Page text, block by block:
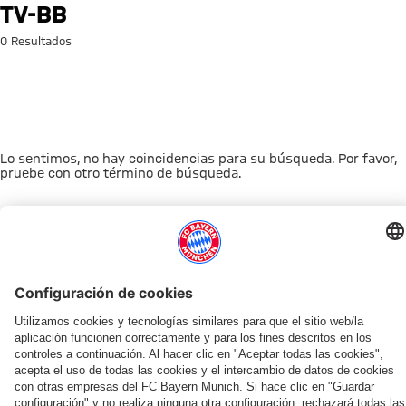
Búsqueda: tv-bb
TV-BB
0 Resultados
Lo sentimos, no hay coincidencias para su búsqueda. Por favor,
pruebe con otro término de búsqueda.
ESTO LE PUEDE INTERESAR
TIENDA ONLINE
OFERTA VENTILADOR
AFICIÓNMYFCBAYERN